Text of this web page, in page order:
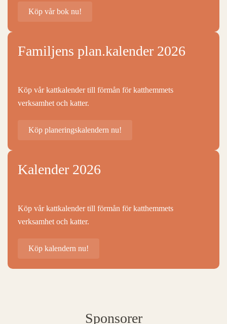
Köp vår bok nu!
Familjens plan.kalender 2026
Köp vår kattkalender till förmån för katthemmets
verksamhet och katter.
Köp planeringskalendern nu!
Kalender 2026
Köp vår kattkalender till förmån för katthemmets
verksamhet och katter.
Köp kalendern nu!
Sponsorer